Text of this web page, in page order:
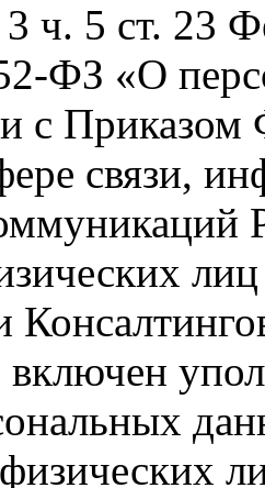
ч. 5 ст. 23
ФЗ «О
с
связи,
включен